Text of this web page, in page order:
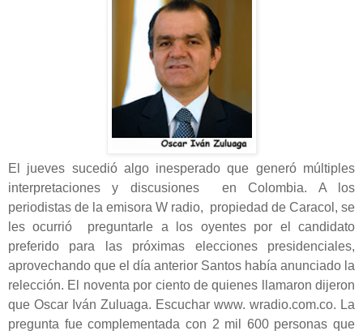
El jueves sucedió algo inesperado que generó múltiples
interpretaciones y discusiones en Colombia. A los
periodistas de la emisora W radio, propiedad de Caracol, se
les ocurrió preguntarle a los oyentes por el candidato
preferido para las próximas elecciones presidenciales,
aprovechando que el día anterior Santos había anunciado la
relección. El noventa por ciento de quienes llamaron dijeron
que Oscar Iván Zuluaga. Escuchar www. wradio.com.co. La
pregunta fue complementada con 2 mil 600 personas que